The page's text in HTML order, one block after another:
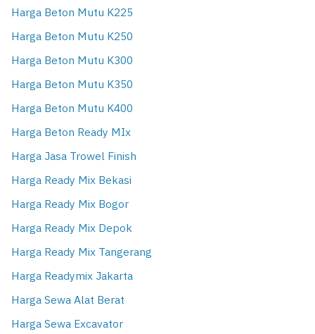
Harga Beton Mutu K225
Harga Beton Mutu K250
Harga Beton Mutu K300
Harga Beton Mutu K350
Harga Beton Mutu K400
Harga Beton Ready MIx
Harga Jasa Trowel Finish
Harga Ready Mix Bekasi
Harga Ready Mix Bogor
Harga Ready Mix Depok
Harga Ready Mix Tangerang
Harga Readymix Jakarta
Harga Sewa Alat Berat
Harga Sewa Excavator